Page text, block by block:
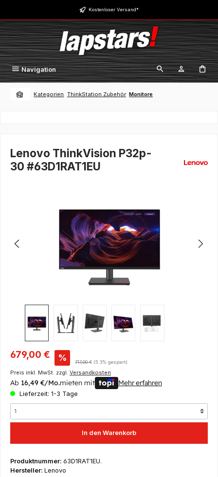
Zum Hauptinhalt springen Kostenloser Versand*
Navigation
Kategorien ThinkStation Zubehör Monitore
Lenovo ThinkVision P32p-
30 #63D1RAT1EU
Verkaufspreis:
679,00 € % Regulärer Preis:
717,00 € (5.3% gespart)
Preis inkl. MwSt. zzgl. Versandkosten
Ab 16,49 €/Mo.mieten mit Mehr erfahren
Lieferzeit: 1-3 Tage
In den Warenkorb
Produktnummer: 63D1RAT1EU.
Hersteller: Lenovo